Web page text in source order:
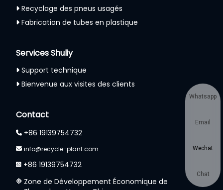
Recyclage des pneus usagés
Fabrication de tubes en plastique
Services Shuliy
Support technique
Bienvenue aux visites des clients
Contact
+86 19139754732
info@recycle-plant.com
+86 19139754732
Zone de Développement Économique de
Whatsapp
Email
Wechat
Chat